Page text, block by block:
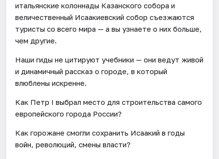
итальянские колоннады Казанского собора и
величественный Исаакиевский собор съезжаются
туристы со всего мира — а вы узнаете о них больше,
чем другие.
Наши гиды не цитируют учебники — они ведут живой
и динамичный рассказ о городе, в который
влюблены искренне.
Как Петр I выбрал место для строительства самого
европейского города России?
Как горожане смогли сохранить Исаакий в годы
войн, революций, смены власти?